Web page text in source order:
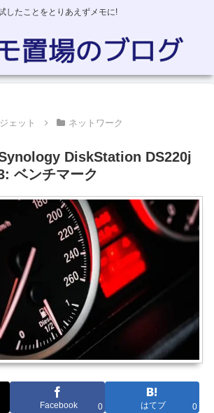
したことをとりあえずメモに!
ェット ネットワーク
DiskStation DS220j
ベンチマーク
Facebook 0 はてブ 0